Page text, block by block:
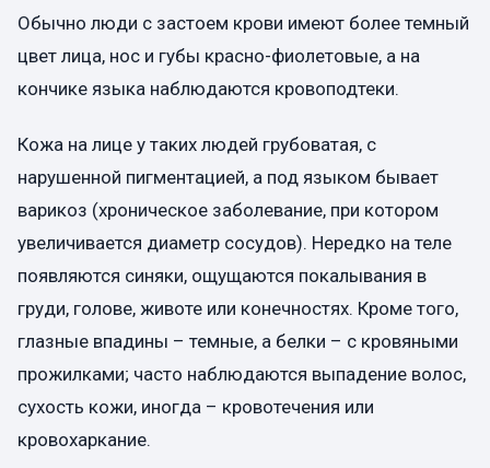
Обычно люди с застоем крови имеют более темный
цвет лица, нос и губы красно-фиолетовые, а на
кончике языка наблюдаются кровоподтеки.
Кожа на лице у таких людей грубоватая, с
нарушенной пигментацией, а под языком бывает
варикоз (хроническое заболевание, при котором
увеличивается диаметр сосудов). Нередко на теле
появляются синяки, ощущаются покалывания в
груди, голове, животе или конечностях. Кроме того,
глазные впадины – темные, а белки – с кровяными
прожилками; часто наблюдаются выпадение волос,
сухость кожи, иногда – кровотечения или
кровохаркание.